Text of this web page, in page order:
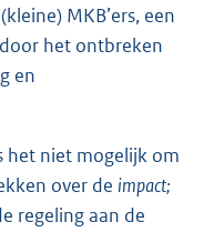
MKB’ers, een
het ontbreken
en
het niet mogelijk om
over de impact;
regeling aan de